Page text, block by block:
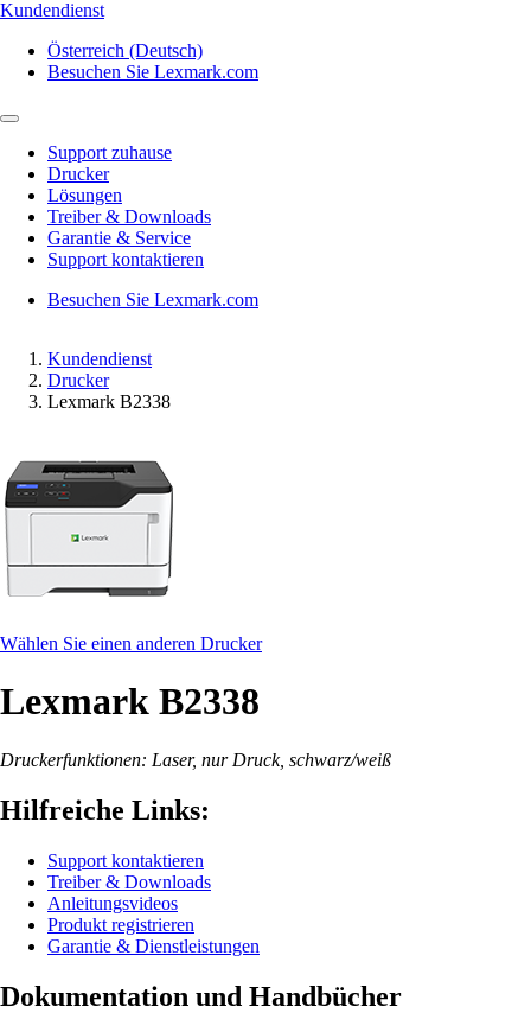
Kundendienst
Österreich (Deutsch)
Besuchen Sie Lexmark.com
Support zuhause
Drucker
Lösungen
Treiber & Downloads
Garantie & Service
Support kontaktieren
Besuchen Sie Lexmark.com
Kundendienst
Drucker
Lexmark B2338
Wählen Sie einen anderen Drucker
Lexmark B2338
Druckerfunktionen: Laser, nur Druck, schwarz/weiß
Hilfreiche Links:
Support kontaktieren
Treiber & Downloads
Anleitungsvideos
Produkt registrieren
Garantie & Dienstleistungen
Dokumentation und Handbücher